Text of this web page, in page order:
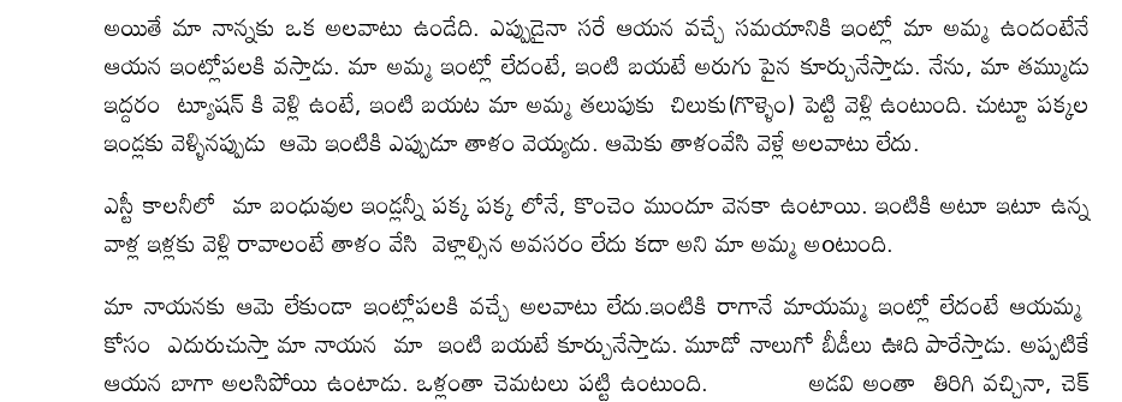
అయితే మా నాన్నకు ఒక అలవాటు ఉండేది. ఎప్పుడైనా సరే ఆయన వచ్చే సమయానికి ఇంట్లో మా అమ్మ ఉందంటేనే
ఆయన ఇంట్లోపలకి వస్తాడు. మా అమ్మ ఇంట్లో లేదంటే, ఇంటి బయటే అరుగు పైన కూర్చునేస్తాడు. నేను, మా తమ్ముడు
ఇద్దరం ట్యూషన్ కి వెళ్లి ఉంటే, ఇంటి బయట మా అమ్మ తలుపుకు చిలుకు(గొళ్ళెం) పెట్టి వెళ్లి ఉంటుంది. చుట్టూ పక్కల
ఇండ్లకు వెళ్ళినప్పుడు ఆమె ఇంటికి ఎప్పుడూ తాళం వెయ్యదు. ఆమెకు తాళంవేసి వెళ్లే అలవాటు లేదు.
ఎస్టీ కాలనీలో మా బంధువుల ఇండ్లన్నీ పక్క పక్క లోనే, కొంచెం ముందూ వెనకా ఉంటాయి. ఇంటికి అటూ ఇటూ ఉన్న
వాళ్ల ఇళ్లకు వెళ్లి రావాలంటే తాళం వేసి వెళ్లాల్సిన అవసరం లేదు కదా అని మా అమ్మ అoటుంది.
మా నాయనకు ఆమె లేకుండా ఇంట్లోపలకి వచ్చే అలవాటు లేదు.ఇంటికి రాగానే మాయమ్మ ఇంట్లో లేదంటే ఆయమ్మ
కోసం ఎదురుచుస్తా మా నాయన మా ఇంటి బయటే కూర్చునేస్తాడు. మూడో నాలుగో బీడీలు ఊది పారేస్తాడు. అప్పటికే
ఆయన బాగా అలసిపోయి ఉంటాడు. ఒళ్లంతా చెమటలు పట్టి ఉంటుంది. అడవి అంతా తిరిగి వచ్చినా, చెక్